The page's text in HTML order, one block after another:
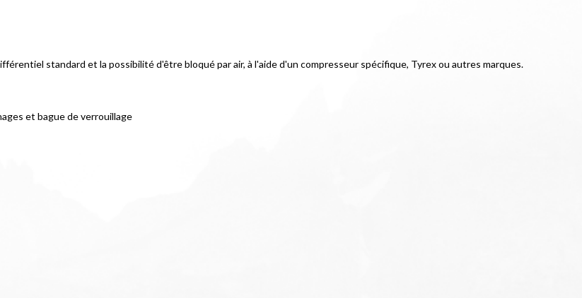
standard et la possibilité d'être bloqué par air, à l'aide d'un compresseur spécifique, Tyrex ou autres marques.
et bague de verrouillage